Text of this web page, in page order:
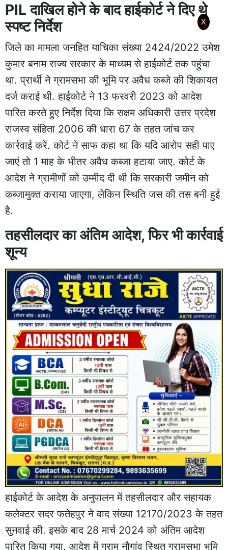
PIL दाखिल होने के बाद हाईकोर्ट ने दिए थे
स्पष्ट निर्देश
जिले का मामला जनहित याचिका संख्या 2424/2022 उमेश
कुमार बनाम राज्य सरकार के माध्यम से हाईकोर्ट तक पहुंचा
था. प्रार्थी ने ग्रामसभा की भूमि पर अवैध कब्जे की शिकायत
दर्ज कराई थी. हाईकोर्ट ने 13 फरवरी 2023 को आदेश
पारित करते हुए निर्देश दिया कि सक्षम अधिकारी उत्तर प्रदेश
राजस्व संहिता 2006 की धारा 67 के तहत जांच कर
कार्रवाई करें. कोर्ट ने साफ कहा था कि यदि आरोप सही पाए
जाएं तो 1 माह के भीतर अवैध कब्जा हटाया जाए. कोर्ट के
आदेश ने ग्रामीणों को उम्मीद दी थी कि सरकारी जमीन को
कब्जामुक्त कराया जाएगा, लेकिन स्थिति जस की तस बनी हुई
है.
तहसीलदार का अंतिम आदेश, फिर भी कार्रवाई
शून्य
हाईकोर्ट के आदेश के अनुपालन में तहसीलदार और सहायक
कलेक्टर सदर फतेहपुर ने वाद संख्या 12170/2023 के तहत
सुनवाई की. इसके बाद 28 मार्च 2024 को अंतिम आदेश
पारित किया गया. आदेश में ग्राम नौगांव स्थित ग्रामसभा भूमि
X